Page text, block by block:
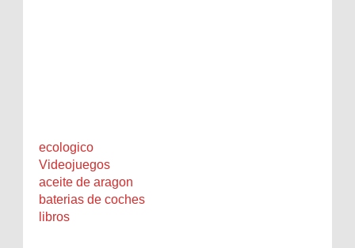
ecologico
Videojuegos
aceite de aragon
baterias de coches
libros